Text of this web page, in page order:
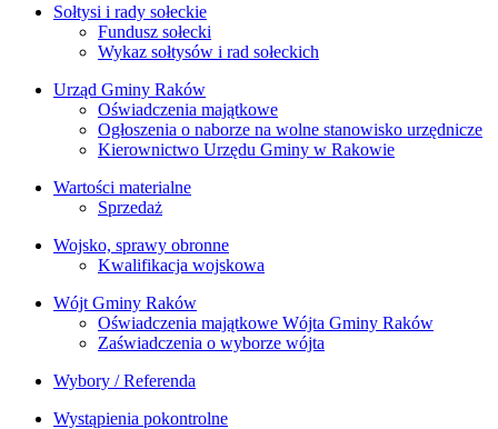
Sołtysi i rady sołeckie
Fundusz sołecki
Wykaz sołtysów i rad sołeckich
Urząd Gminy Raków
Oświadczenia majątkowe
Ogłoszenia o naborze na wolne stanowisko urzędnicze
Kierownictwo Urzędu Gminy w Rakowie
Wartości materialne
Sprzedaż
Wojsko, sprawy obronne
Kwalifikacja wojskowa
Wójt Gminy Raków
Oświadczenia majątkowe Wójta Gminy Raków
Zaświadczenia o wyborze wójta
Wybory / Referenda
Wystąpienia pokontrolne